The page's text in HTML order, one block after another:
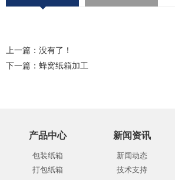
上一篇：没有了！
下一篇： 蜂窝纸箱加工
产品中心
包装纸箱
打包纸箱
新闻资讯
新闻动态
技术支持